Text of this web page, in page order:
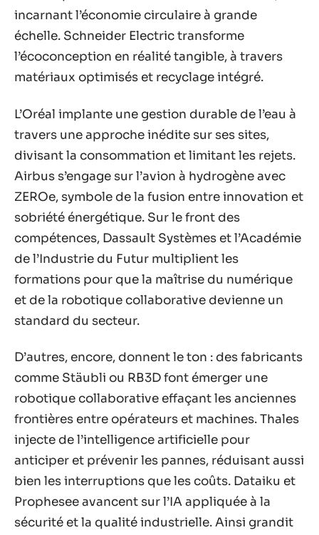
incarnant l’économie circulaire à grande
échelle. Schneider Electric transforme
l’écoconception en réalité tangible, à travers
matériaux optimisés et recyclage intégré.
L’Oréal implante une gestion durable de l’eau à
travers une approche inédite sur ses sites,
divisant la consommation et limitant les rejets.
Airbus s’engage sur l’avion à hydrogène avec
ZEROe, symbole de la fusion entre innovation et
sobriété énergétique. Sur le front des
compétences, Dassault Systèmes et l’Académie
de l’Industrie du Futur multiplient les
formations pour que la maîtrise du numérique
et de la robotique collaborative devienne un
standard du secteur.
D’autres, encore, donnent le ton : des fabricants
comme Stäubli ou RB3D font émerger une
robotique collaborative effaçant les anciennes
frontières entre opérateurs et machines. Thales
injecte de l’intelligence artificielle pour
anticiper et prévenir les pannes, réduisant aussi
bien les interruptions que les coûts. Dataiku et
Prophesee avancent sur l’IA appliquée à la
sécurité et la qualité industrielle. Ainsi grandit